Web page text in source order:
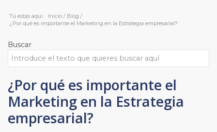
Tú estás aquí: Inicio / Blog /
¿Por qué es importante el Marketing en la Estrategia empresarial?
Buscar
¿Por qué es importante el
Marketing en la Estrategia
empresarial?